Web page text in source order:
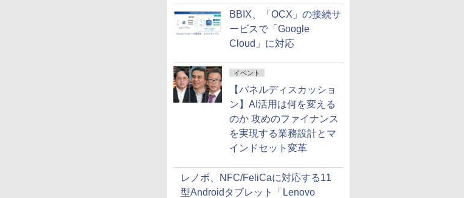
BBIX、「OCX」の接続サ
ービスで「Google
Cloud」に対応
イベント
【パネルディスカッショ
ン】AI活用は何を変える
のか 攻めのファイナンス
を実現する業務設計とマ
インドセット変革
レノボ、NFC/FeliCaに対応する11
型Androidタブレット「Lenovo